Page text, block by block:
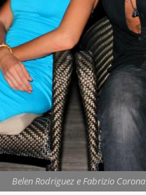
Belen Rodriguez e Fabrizio Corona